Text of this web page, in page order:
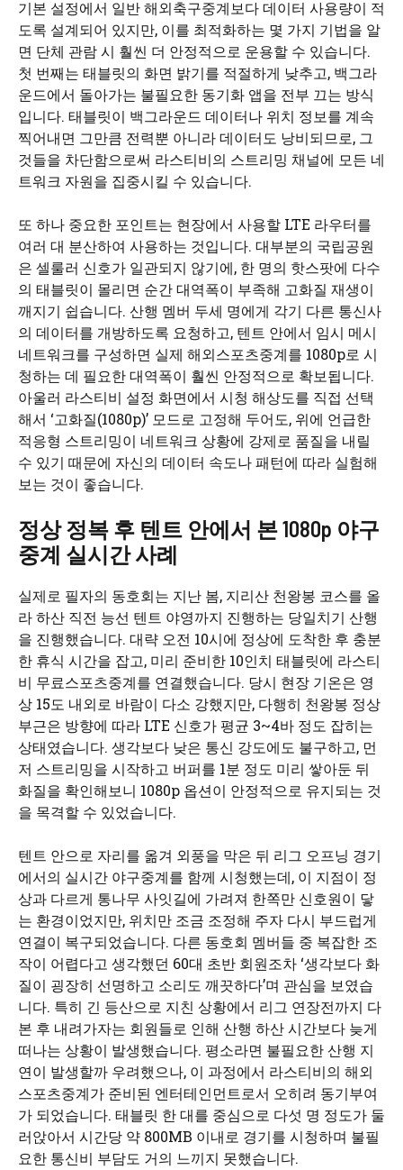
기본 설정에서 일반 해외축구중계보다 데이터 사용량이 적
도록 설계되어 있지만, 이를 최적화하는 몇 가지 기법을 알
면 단체 관람 시 훨씬 더 안정적으로 운용할 수 있습니다.
첫 번째는 태블릿의 화면 밝기를 적절하게 낮추고, 백그라
운드에서 돌아가는 불필요한 동기화 앱을 전부 끄는 방식
입니다. 태블릿이 백그라운드 데이터나 위치 정보를 계속
찍어내면 그만큼 전력뿐 아니라 데이터도 낭비되므로, 그
것들을 차단함으로써 라스티비의 스트리밍 채널에 모든 네
트워크 자원을 집중시킬 수 있습니다.
또 하나 중요한 포인트는 현장에서 사용할 LTE 라우터를
여러 대 분산하여 사용하는 것입니다. 대부분의 국립공원
은 셀룰러 신호가 일관되지 않기에, 한 명의 핫스팟에 다수
의 태블릿이 몰리면 순간 대역폭이 부족해 고화질 재생이
깨지기 쉽습니다. 산행 멤버 두세 명에게 각기 다른 통신사
의 데이터를 개방하도록 요청하고, 텐트 안에서 임시 메시
네트워크를 구성하면 실제 해외스포츠중계를 1080p로 시
청하는 데 필요한 대역폭이 훨씬 안정적으로 확보됩니다.
아울러 라스티비 설정 화면에서 시청 해상도를 직접 선택
해서 ‘고화질(1080p)’ 모드로 고정해 두어도, 위에 언급한
적응형 스트리밍이 네트워크 상황에 강제로 품질을 내릴
수 있기 때문에 자신의 데이터 속도나 패턴에 따라 실험해
보는 것이 좋습니다.
정상 정복 후 텐트 안에서 본 1080p 야구
중계 실시간 사례
실제로 필자의 동호회는 지난 봄, 지리산 천왕봉 코스를 올
라 하산 직전 능선 텐트 야영까지 진행하는 당일치기 산행
을 진행했습니다. 대략 오전 10시에 정상에 도착한 후 충분
한 휴식 시간을 잡고, 미리 준비한 10인치 태블릿에 라스티
비 무료스포츠중계를 연결했습니다. 당시 현장 기온은 영
상 15도 내외로 바람이 다소 강했지만, 다행히 천왕봉 정상
부근은 방향에 따라 LTE 신호가 평균 3~4바 정도 잡히는
상태였습니다. 생각보다 낮은 통신 강도에도 불구하고, 먼
저 스트리밍을 시작하고 버퍼를 1분 정도 미리 쌓아둔 뒤
화질을 확인해보니 1080p 옵션이 안정적으로 유지되는 것
을 목격할 수 있었습니다.
텐트 안으로 자리를 옮겨 외풍을 막은 뒤 리그 오프닝 경기
에서의 실시간 야구중계를 함께 시청했는데, 이 지점이 정
상과 다르게 통나무 사잇길에 가려져 한쪽만 신호원이 닿
는 환경이었지만, 위치만 조금 조정해 주자 다시 부드럽게
연결이 복구되었습니다. 다른 동호회 멤버들 중 복잡한 조
작이 어렵다고 생각했던 60대 초반 회원조차 ‘생각보다 화
질이 굉장히 선명하고 소리도 깨끗하다’며 관심을 보였습
니다. 특히 긴 등산으로 지친 상황에서 리그 연장전까지 다
본 후 내려가자는 회원들로 인해 산행 하산 시간보다 늦게
떠나는 상황이 발생했습니다. 평소라면 불필요한 산행 지
연이 발생할까 우려했으나, 이 과정에서 라스티비의 해외
스포츠중계가 준비된 엔터테인먼트로서 오히려 동기부여
가 되었습니다. 태블릿 한 대를 중심으로 다섯 명 정도가 둘
러앉아서 시간당 약 800MB 이내로 경기를 시청하며 불필
요한 통신비 부담도 거의 느끼지 못했습니다.